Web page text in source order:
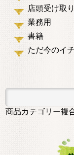
店頭受け取
業務用
書籍
ただ今のイ
商品カテゴリー複